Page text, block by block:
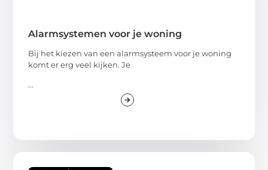
Alarmsystemen voor je woning
Bij het kiezen van een alarmsysteem voor je woning
komt er erg veel kijken. Je
...